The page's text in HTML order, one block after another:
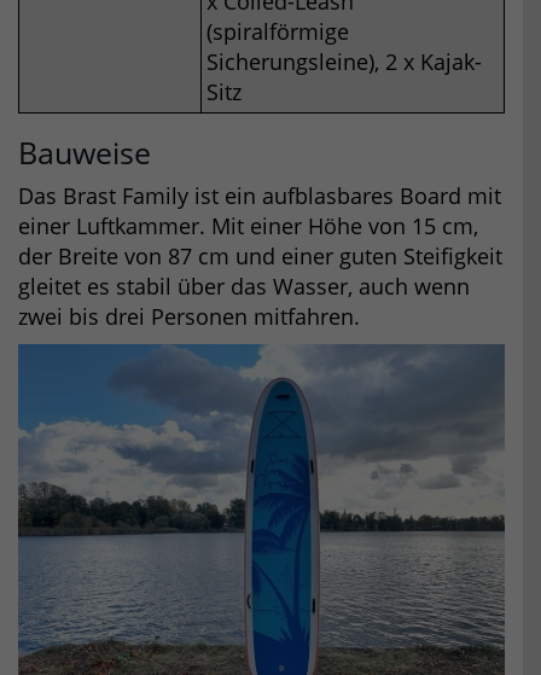
(spiralförmige
Sicherungsleine), 2 x Kajak-
Sitz
Bauweise
Das Brast Family ist ein aufblasbares Board mit
einer Luftkammer. Mit einer Höhe von 15 cm,
der Breite von 87 cm und einer guten Steifigkeit
gleitet es stabil über das Wasser, auch wenn
zwei bis drei Personen mitfahren.